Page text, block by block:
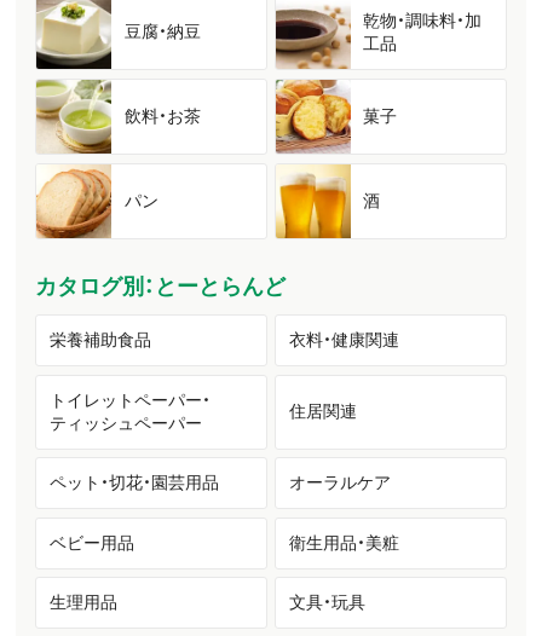
豆腐・納豆
乾物・調味料・加
工品
飲料・お茶 菓子
パン 酒
カタログ別：とーとらんど
栄養補助食品 衣料・健康関連
トイレットペーパー・
ティッシュペーパー
住居関連
ペット・切花・園芸用品 オーラルケア
ベビー用品 衛生用品・美粧
生理用品 文具・玩具